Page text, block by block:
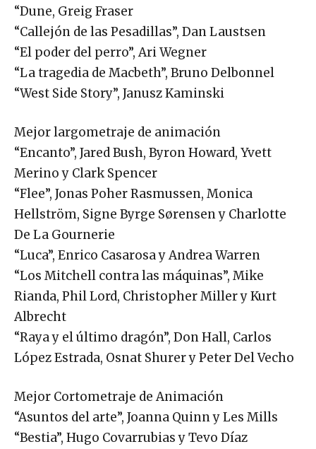
“Dune, Greig Fraser
“Callejón de las Pesadillas”, Dan Laustsen
“El poder del perro”, Ari Wegner
“La tragedia de Macbeth”, Bruno Delbonnel
“West Side Story”, Janusz Kaminski
Mejor largometraje de animación
“Encanto”, Jared Bush, Byron Howard, Yvett
Merino y Clark Spencer
“Flee”, Jonas Poher Rasmussen, Monica
Hellström, Signe Byrge Sørensen y Charlotte
De La Gournerie
“Luca”, Enrico Casarosa y Andrea Warren
“Los Mitchell contra las máquinas”, Mike
Rianda, Phil Lord, Christopher Miller y Kurt
Albrecht
“Raya y el último dragón”, Don Hall, Carlos
López Estrada, Osnat Shurer y Peter Del Vecho
Mejor Cortometraje de Animación
“Asuntos del arte”, Joanna Quinn y Les Mills
“Bestia”, Hugo Covarrubias y Tevo Díaz